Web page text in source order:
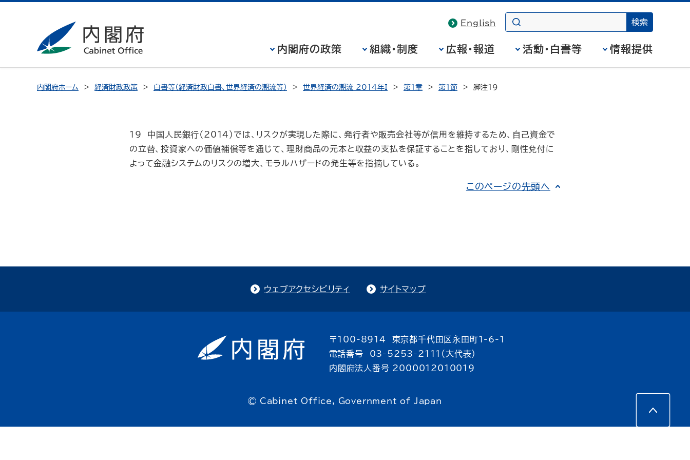
English
内閣府の政策 組織・制度 広報・報道 活動・白書等 情報提供
内閣府ホーム 経済財政政策 白書等（経済財政白書、世界経済の潮流等） 世界経済の潮流 2014年I 第1章 第1節 脚注19
19 中国人民銀行（2014）では、リスクが実現した際に、発行者や販売会社等が信用を維持するため、自己資金で
の立替、投資家への価値補償等を通じて、理財商品の元本と収益の支払を保証することを指しており、剛性兌付に
よって金融システムのリスクの増大、モラルハザードの発生等を指摘している。
このページの先頭へ
ウェブアクセシビリティ サイトマップ
〒100-8914 東京都千代田区永田町1-6-1
電話番号 03-5253-2111（大代表）
内閣府法人番号 2000012010019
© Cabinet Office, Government of Japan